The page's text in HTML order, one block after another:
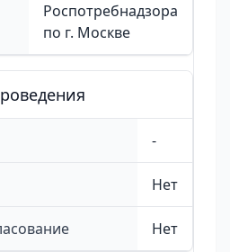
Роспотребнадзора
по г. Москве
-
Нет
Нет